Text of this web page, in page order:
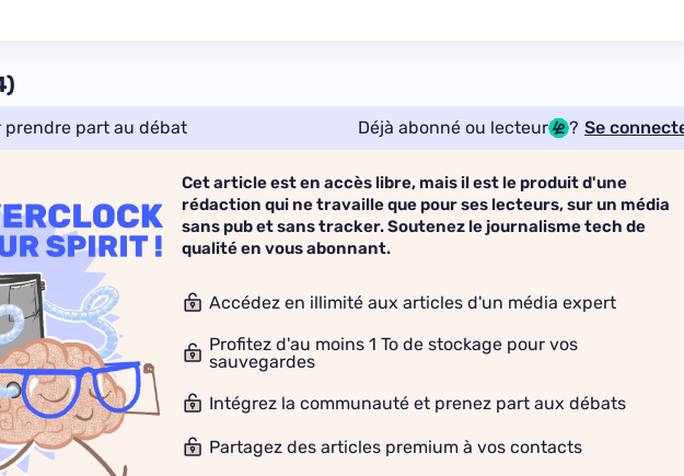
part au débat Déjà abonné ou lecteur ? Se
Cet article est en accès libre, mais il est le produit d'une
rédaction qui ne travaille que pour ses lecteurs, sur un média
sans pub et sans tracker. Soutenez le journalisme tech de
qualité en vous abonnant.
Accédez en illimité aux articles d'un média expert
Profitez d'au moins 1 To de stockage pour vos
sauvegardes
Intégrez la communauté et prenez part aux débats
Partagez des articles premium à vos contacts